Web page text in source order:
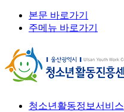
본문 바로가기
주메뉴 바로가기
청소년활동정보서비스